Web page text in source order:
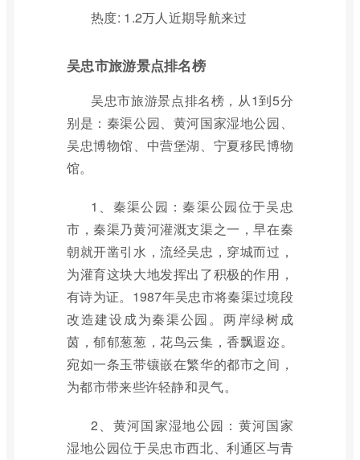
热度: 1.2万人近期导航来过
吴忠市旅游景点排名榜
吴忠市旅游景点排名榜，从1到5分
别是：秦渠公园、黄河国家湿地公园、
吴忠博物馆、中营堡湖、宁夏移民博物
馆。
1、秦渠公园：秦渠公园位于吴忠
市，秦渠乃黄河灌溉支渠之一，早在秦
朝就开凿引水，流经吴忠，穿城而过，
为灌育这块大地发挥出了积极的作用，
有诗为证。1987年吴忠市将秦渠过境段
改造建设成为秦渠公园。两岸绿树成
茵，郁郁葱葱，花鸟云集，香飘遐迩。
宛如一条玉带镶嵌在繁华的都市之间，
为都市带来些许轻静和灵气。
2、黄河国家湿地公园：黄河国家
湿地公园位于吴忠市西北、利通区与青